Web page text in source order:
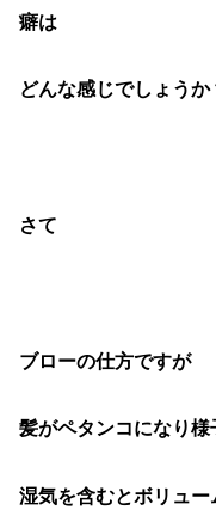
癖は
どんな感じでしょうか
さて
ブローの仕方ですが
髪がペタンコになり
湿気を含むとボリュ